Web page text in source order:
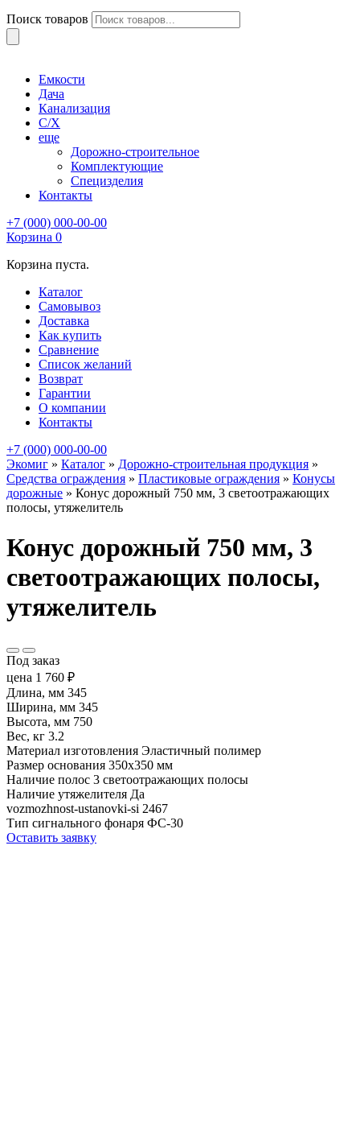
Поиск товаров
Емкости
Дача
Канализация
С/Х
еще
Дорожно-строительное
Комплектующие
Специзделия
Контакты
+7 (000) 000-00-00
Корзина 0
Корзина пуста.
Каталог
Самовывоз
Доставка
Как купить
Сравнение
Список желаний
Возврат
Гарантии
О компании
Контакты
+7 (000) 000-00-00
Экомиг » Каталог » Дорожно-строительная продукция »
Средства ограждения » Пластиковые ограждения » Конусы
дорожные » Конус дорожный 750 мм, 3 светоотражающих
полосы, утяжелитель
Конус дорожный 750 мм, 3
светоотражающих полосы,
утяжелитель
Под заказ
цена 1 760 ₽
Длина, мм 345
Ширина, мм 345
Высота, мм 750
Вес, кг 3.2
Материал изготовления Эластичный полимер
Размер основания 350х350 мм
Наличие полос 3 светоотражающих полосы
Наличие утяжелителя Да
vozmozhnost-ustanovki-si 2467
Тип сигнального фонаря ФС-30
Оставить заявку